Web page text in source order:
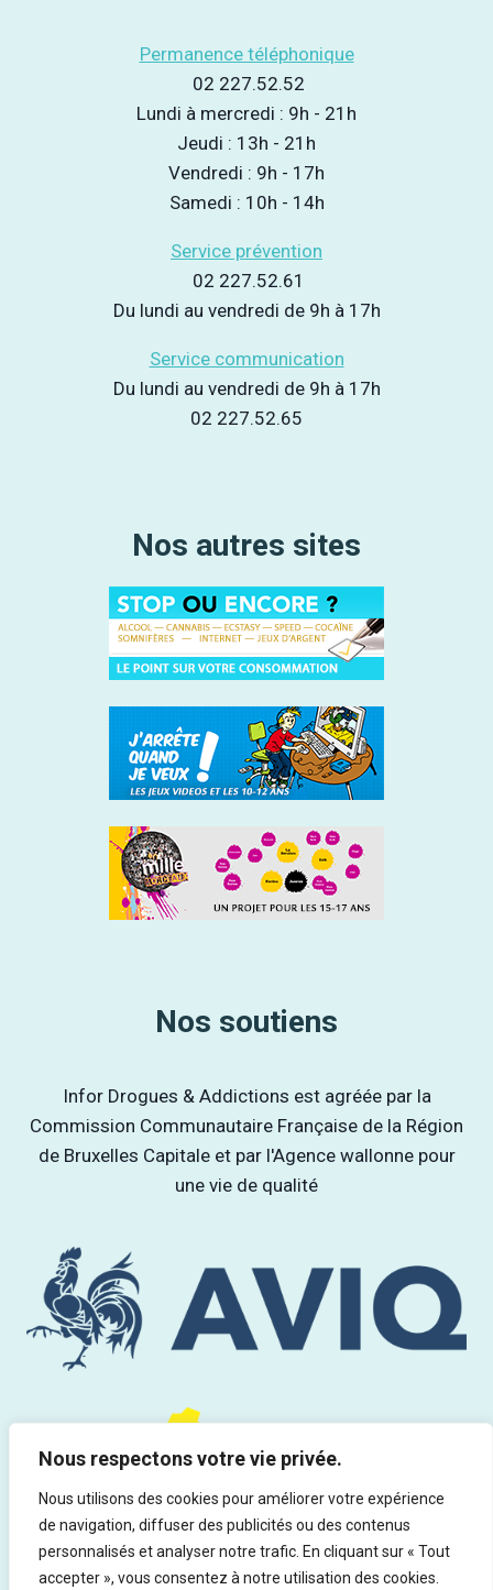
Nous respectons votre vie privée.
Nous utilisons des cookies pour améliorer votre expérience
de navigation, diffuser des publicités ou des contenus
personnalisés et analyser notre trafic. En cliquant sur « Tout
accepter », vous consentez à notre utilisation des cookies.
Permanence téléphonique
02 227.52.52
Lundi à mercredi : 9h - 21h
Jeudi : 13h - 21h
Vendredi : 9h - 17h
Samedi : 10h - 14h
Service prévention
02 227.52.61
Du lundi au vendredi de 9h à 17h
Service communication
Du lundi au vendredi de 9h à 17h
02 227.52.65
Nos autres sites
Nos soutiens
Infor Drogues & Addictions est agréée par la
Commission Communautaire Française de la Région
de Bruxelles Capitale et par l'Agence wallonne pour
une vie de qualité